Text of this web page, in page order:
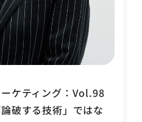
ケティング：Vol.98
破する技術」ではな